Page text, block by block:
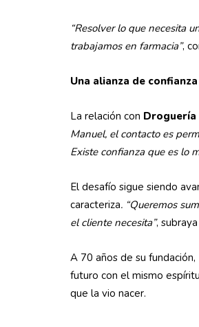
“Resolver lo que necesita
trabajamos en farmacia”,
Una alianza de
La relación con Droguería
Manuel, el contacto es
Existe confianza que es lo
El desafío sigue siendo
caracteriza. “Queremos
el cliente necesita”,
A 70 años de su
futuro con el mismo
que la vio nacer.